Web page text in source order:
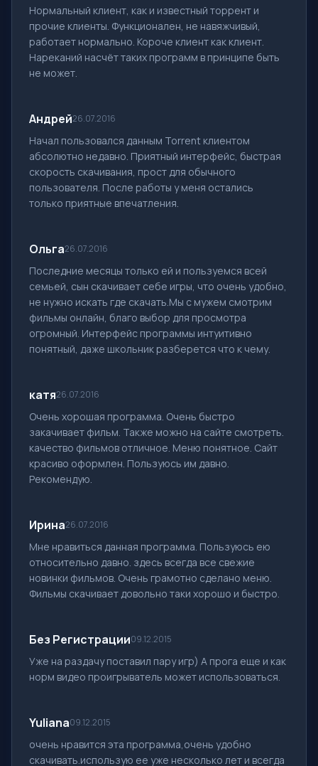
Нормальный клиент, как и известный торрент и
прочие клиенты. Функционален, не навяжчивый,
работает нормально. Короче клиент как клиент.
Нареканий насчёт таких программ в принципе быть
не может.
Андрей26.07.2016
Начал пользовался данным Torrent клиентом
абсолютно недавно. Приятный интерфейс, быстрая
скорость скачивания, прост для обычного
пользователя. После работы у меня остались
только приятные впечатления.
Ольга26.07.2016
Последние месяцы только ей и пользуемся всей
семьей, сын скачивает себе игры, что очень удобно,
не нужно искать где скачать.Мы с мужем смотрим
фильмы онлайн, благо выбор для просмотра
огромный. Интерфейс программы интуитивно
понятный, даже школьник разберется что к чему.
катя26.07.2016
Очень хорошая программа. Очень быстро
закачивает фильм. Также можно на сайте смотреть.
качество фильмов отличное. Меню понятное. Сайт
красиво оформлен. Пользуюсь им давно.
Рекомендую.
Ирина26.07.2016
Мне нравиться данная программа. Пользуюсь ею
относительно давно. здесь всегда все свежие
новинки фильмов. Очень грамотно сделано меню.
Фильмы скачивает довольно таки хорошо и быстро.
Без Регистрации09.12.2015
Уже на раздачу поставил пару игр) А прога еще и как
норм видео проигрыватель может использоваться.
Yuliana09.12.2015
очень нравится эта программа,очень удобно
скачивать.использую ее уже несколько лет и всегда